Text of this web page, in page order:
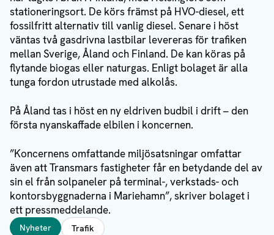
stationeringsort. De körs främst på HVO-diesel, ett
fossilfritt alternativ till vanlig diesel. Senare i höst
väntas två gasdrivna lastbilar levereras för trafiken
mellan Sverige, Åland och Finland. De kan köras på
flytande biogas eller naturgas. Enligt bolaget är alla
tunga fordon utrustade med alkolås.
På Åland tas i höst en ny eldriven budbil i drift – den
första nyanskaffade elbilen i koncernen.
”Koncernens omfattande miljösatsningar omfattar
även att Transmars fastigheter får en betydande del av
sin el från solpaneler på terminal-, verkstads- och
kontorsbyggnaderna i Mariehamn”, skriver bolaget i
ett pressmeddelande.
Taggar
Nyheter Trafik